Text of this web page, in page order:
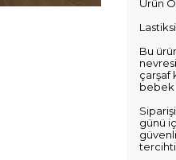
Ürün
Bu
çarşaf
bebek
günü